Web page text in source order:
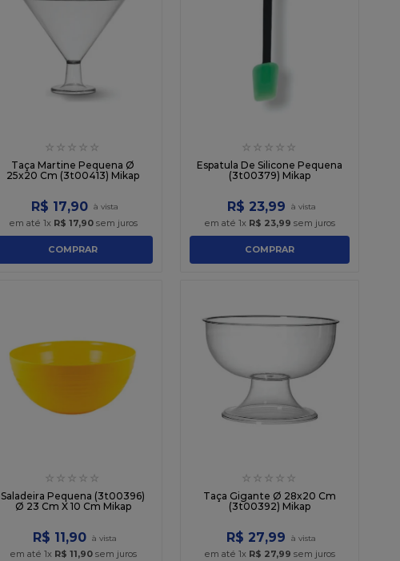
☆ ☆ ☆ ☆ ☆
Taça Martine Pequena Ø
25x20 Cm (3t00413) Mikap
R$ 17,90
em até 1x R$ 17,90sem juros
COMPRAR
☆ ☆ ☆ ☆ ☆
Espatula De Silicone Pequena
(3t00379) Mikap
R$ 23,99
em até 1x R$ 23,99 sem juros
COMPRAR
☆ ☆ ☆ ☆ ☆
Saladeira Pequena (3t00396)
Ø 23 Cm X 10 Cm Mikap
R$ 11 ,90
em até 1x R$ 11,90sem juros
☆ ☆ ☆ ☆ ☆
Taça Gigante Ø 28x20 Cm
(3t00392) Mikap
R$ 27,99
em até 1x R$ 27,99 sem juros